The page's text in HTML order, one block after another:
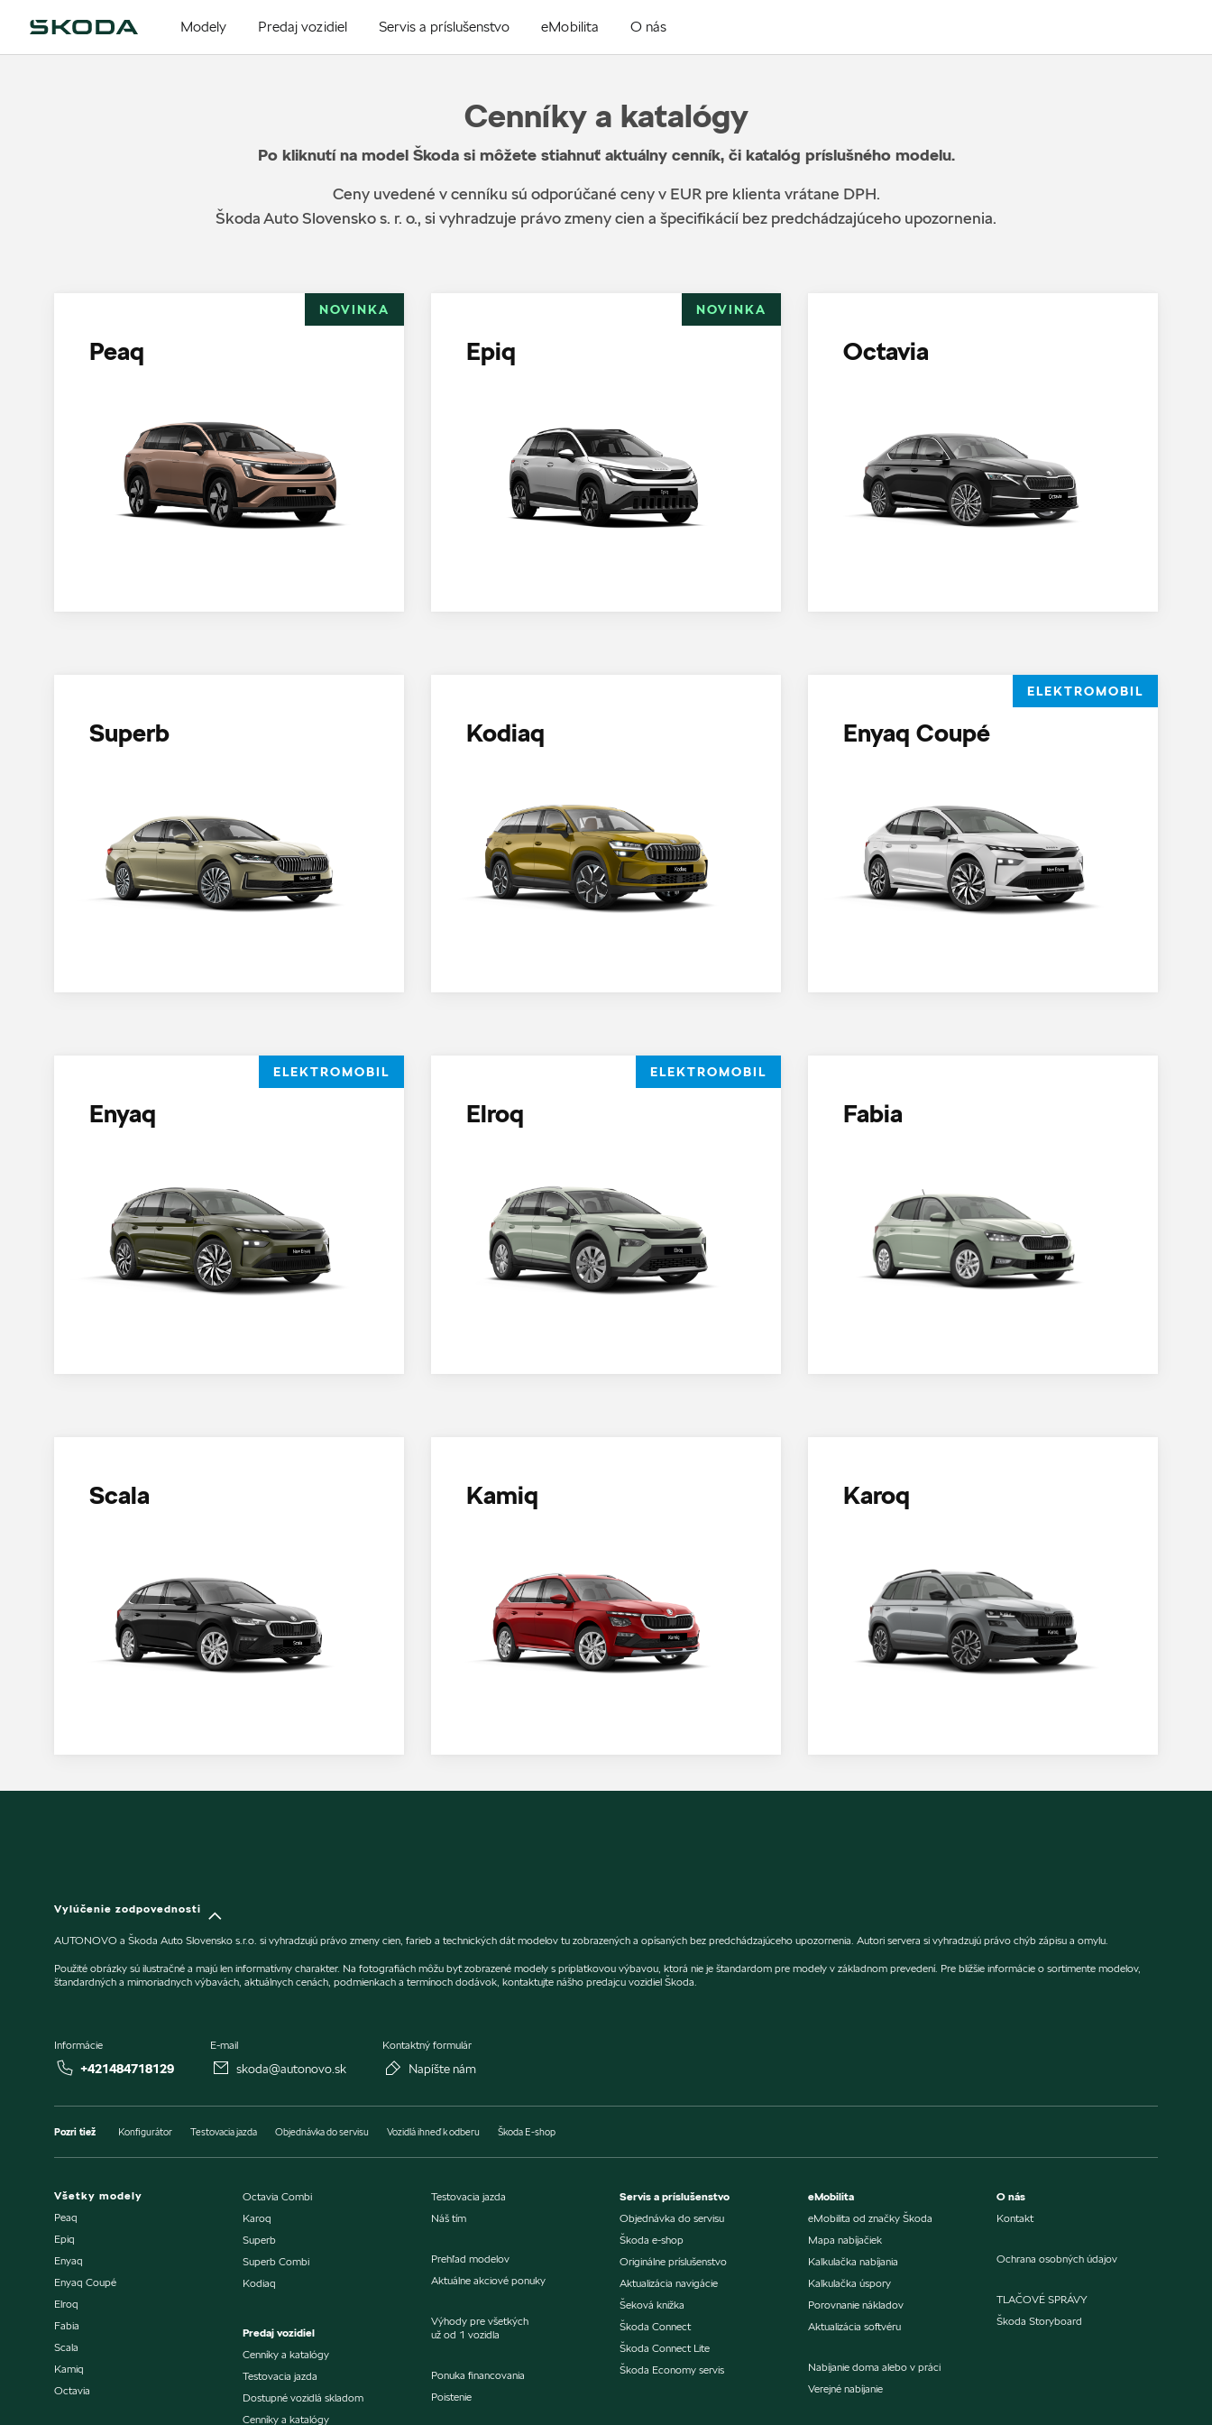
Modely Predaj vozidiel Servis a príslušenstvo eMobilita O nás
Cenníky a katalógy
Po kliknutí na model Škoda si môžete stiahnuť aktuálny cenník, či katalóg príslušného modelu.
Ceny uvedené v cenníku sú odporúčané ceny v EUR pre klienta vrátane DPH.
Škoda Auto Slovensko s. r. o., si vyhradzuje právo zmeny cien a špecifikácií bez predchádzajúceho upozornenia.
NOVINKA
Peaq
NOVINKA
Epiq Octavia
Superb Kodiaq
ELEKTROMOBIL
Enyaq Coupé
ELEKTROMOBIL
Enyaq
ELEKTROMOBIL
Elroq Fabia
Scala Kamiq Karoq
Vylúčenie zodpovednosti
AUTONOVO a Škoda Auto Slovensko s.r.o. si vyhradzujú právo zmeny cien, farieb a technických dát modelov tu zobrazených a opísaných bez predchádzajúceho upozornenia. Autori servera si vyhradzujú právo chýb zápisu a omylu.
Použité obrázky sú ilustračné a majú len informatívny charakter. Na fotografiách môžu byť zobrazené modely s príplatkovou výbavou, ktorá nie je štandardom pre modely v základnom prevedení. Pre bližšie informácie o sortimente modelov,
štandardných a mimoriadnych výbavách, aktuálnych cenách, podmienkach a termínoch dodávok, kontaktujte nášho predajcu vozidiel Škoda.
Informácie
+421484718129
E-mail
skoda@autonovo.sk
Kontaktný formulár
Napíšte nám
Pozri tiež Konfigurátor Testovacia jazda Objednávka do servisu Vozidlá ihneď k odberu Škoda E-shop
Všetky modely
Peaq
Epiq
Enyaq
Enyaq Coupé
Elroq
Fabia
Scala
Kamiq
Octavia
Octavia Combi
Karoq
Superb
Superb Combi
Kodiaq
Predaj vozidiel
Cenníky a katalógy
Testovacia jazda
Dostupné vozidlá skladom
Cenníky a katalógy
Testovacia jazda
Náš tím
Prehľad modelov
Aktuálne akciové ponuky
Výhody pre všetkých
už od 1 vozidla
Ponuka financovania
Poistenie
Servis a príslušenstvo
Objednávka do servisu
Škoda e-shop
Originálne príslušenstvo
Aktualizácia navigácie
Šeková knižka
Škoda Connect
Škoda Connect Lite
Škoda Economy servis
eMobilita
eMobilita od značky Škoda
Mapa nabíjačiek
Kalkulačka nabíjania
Kalkulačka úspory
Porovnanie nákladov
Aktualizácia softvéru
Nabíjanie doma alebo v práci
Verejné nabíjanie
O nás
Kontakt
Ochrana osobných údajov
TLAČOVÉ SPRÁVY
Škoda Storyboard